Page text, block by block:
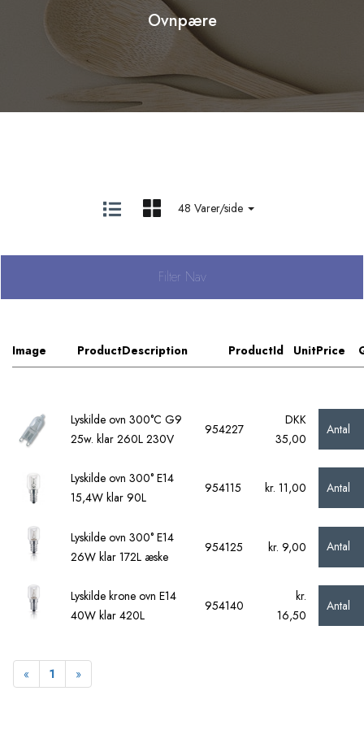
Ovnpære
48 Varer/side
Filter Nav
Image ProductDescription ProductId UnitPrice
Lyskilde ovn 300°C G9
25w. klar 260L 230V
954227
DKK
35,00
Antal
Lyskilde ovn 300° E14
15,4W klar 90L
954115 kr. 11,00 Antal
Lyskilde ovn 300° E14
26W klar 172L æske
954125 kr. 9,00 Antal
Lyskilde krone ovn E14
40W klar 420L
954140
kr.
16,50
Antal
« Forrige
1 »Næste